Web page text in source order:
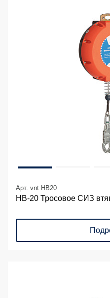
Арт. vnt HB20
НВ-20 Тросовое СИЗ